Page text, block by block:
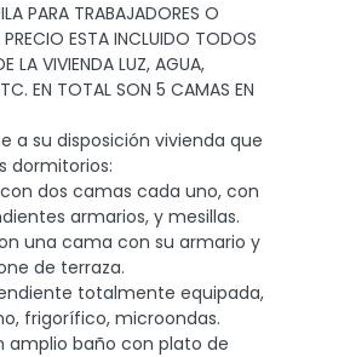
PARA TRABAJADORES O
PRECIO ESTA INCLUIDO TODOS
LA VIVIENDA LUZ, AGUA,
EN TOTAL SON 5 CAMAS EN
a su disposición vivienda que
dormitorios:
dos camas cada uno, con
armarios, y mesillas.
una cama con su armario y
de terraza.
totalmente equipada,
frigorífico, microondas.
amplio baño con plato de